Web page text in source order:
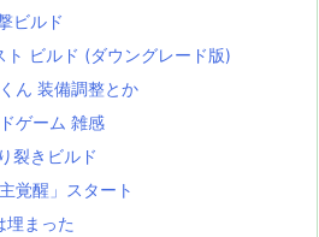
ビルド
ビルド (ダウングレード版)
ん 装備調整とか
ゲーム 雑感
裂きビルド
覚醒」スタート
埋まった